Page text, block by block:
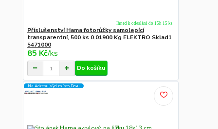
Příslušenství Hama fotorůžky samolepící
transparentní, 500 ks 0.01900 Kg ELEKTRO Sklad1
5471000
85 Kč/ks
Ihned k odeslání do 15h 15 ks
Do košíku
Na Adresu,Výd.místo,Boxu